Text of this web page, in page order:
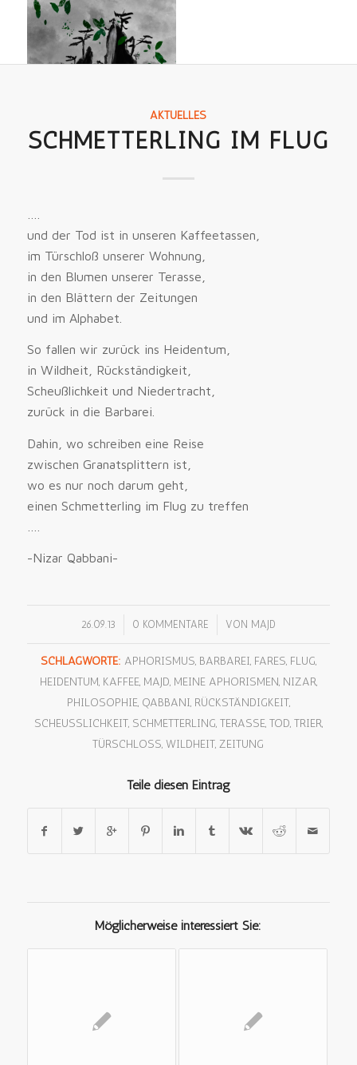
AKTUELLES
SCHMETTERLING IM FLUG
und der Tod ist in unseren Kaffeetassen,
im Türschloß unserer Wohnung,
in den Blumen unserer Terasse,
in den Blättern der Zeitungen
und im Alphabet.
So fallen wir zurück ins Heidentum,
in Wildheit, Rückständigkeit,
Scheußlichkeit und Niedertracht,
zurück in die Barbarei.
Dahin, wo schreiben eine Reise
zwischen Granatsplittern ist,
wo es nur noch darum geht,
einen Schmetterling im Flug zu treffen
-Nizar Qabbani-
26.09.13 0 KOMMENTARE
/ VON MAJD
SCHLAGWORTE: APHORISMUS, BARBAREI, FARES, FLUG,
HEIDENTUM, KAFFEE, MAJD, MEINE APHORISMEN, NIZAR,
PHILOSOPHIE, QABBANI, RÜCKSTÄNDIGKEIT,
SCHEUSSLICHKEIT , SCHMETTERLING, TERASSE, TOD, TRIER,
TÜRSCHLOSS ,WILDHEIT,ZEITUNG
Teile diesen Eintrag
Möglicherweise interessiert Sie: